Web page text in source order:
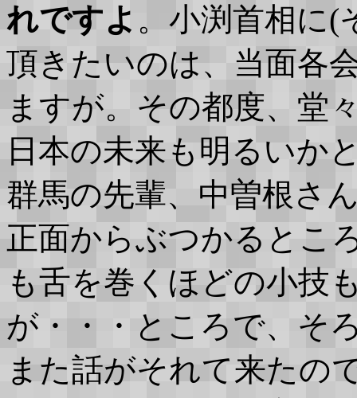
れですよ 。小渕首相に(
頂きたいのは、当面各
ますが。その都度、堂
日本の未来も明るいか
群馬の先輩、中曽根さ
正面からぶつかるとこ
も舌を巻くほどの小技
が・・・ところで、そ
また話がそれて来たの